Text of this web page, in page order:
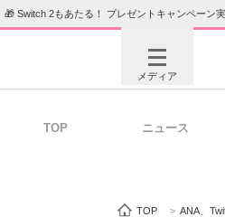
🎁 Switch 2もあたる！ プレゼントキャンペーン実
メディア
TOP ニュース
TOP > ANA、